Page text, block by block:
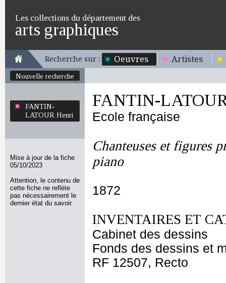
Les collections du département des
arts graphiques
Recherche sur : Oeuvres Artistes
Nouvelle recherche
FANTIN-
LATOUR Henri
Mise à jour de la fiche
05/10/2023
Attention, le contenu de
cette fiche ne reflète
pas nécessairement le
dernier état du savoir.
FANTIN-
Ecole française
Chanteuses et figures
piano
1872
INVENTAIRES ET
Cabinet des dessins
Fonds des dessins et
RF 12507, Recto